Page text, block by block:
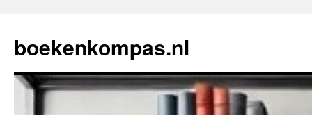
de
inhoud
boekenkompas.nl